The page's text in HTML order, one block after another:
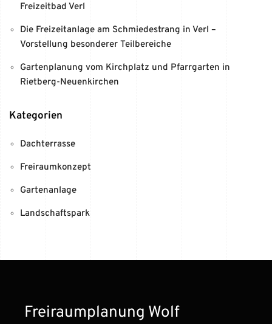
Freizeitbad Verl
Die Freizeitanlage am Schmiedestrang in Verl –
Vorstellung besonderer Teilbereiche
Gartenplanung vom Kirchplatz und Pfarrgarten in
Rietberg-Neuenkirchen
Kategorien
Dachterrasse
Freiraumkonzept
Gartenanlage
Landschaftspark
Freiraumplanung Wolf